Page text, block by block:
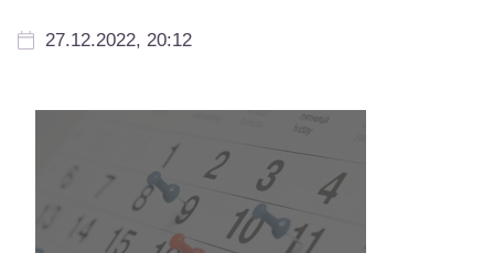
27.12.2022, 20:12